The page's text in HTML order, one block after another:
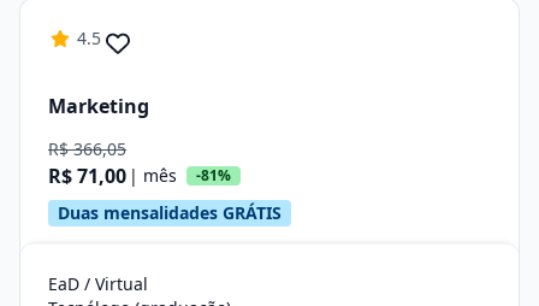
4.5
Marketing
R$ 366,05
R$ 71,00 | mês -81%
Duas mensalidades GRÁTIS
EaD / Virtual